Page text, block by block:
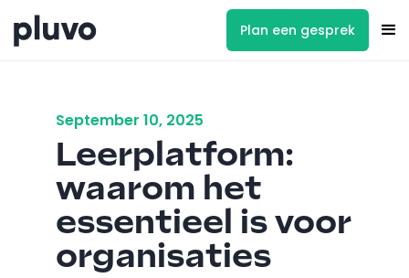
Plan een gesprek
September 10, 2025
Leerplatform:
waarom het
essentieel is voor
organisaties